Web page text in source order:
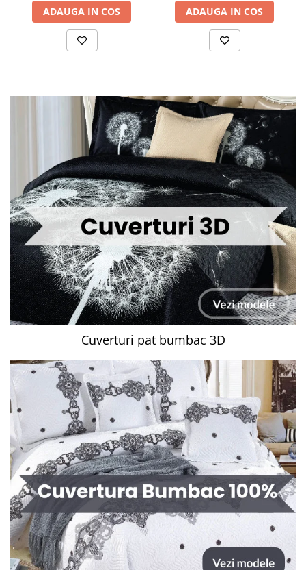
ADAUGA IN COS ADAUGA IN COS
Cuverturi pat bumbac 3D